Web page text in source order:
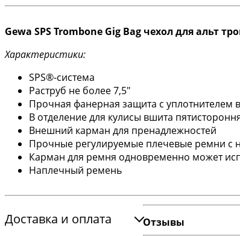
Gewa SPS Trombone Gig Bag чехол для альт
Характеристики:
SPS®-система
Раструб не более 7,5"
Прочная фанерная защита с уплотнителем
В отделение для кулисы вшита
Внешний карман для пренадлежностей
Прочные регулируемые плечевые ремни с
Карман для ремня одновременно может
Наплечный ремень
Доставка и оплата Отзывы